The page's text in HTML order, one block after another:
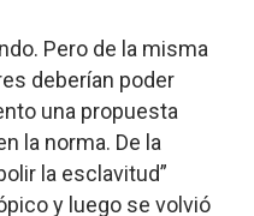
Pero de la misma
deberían poder
una propuesta
la norma. De la
la esclavitud”
y luego se volvió